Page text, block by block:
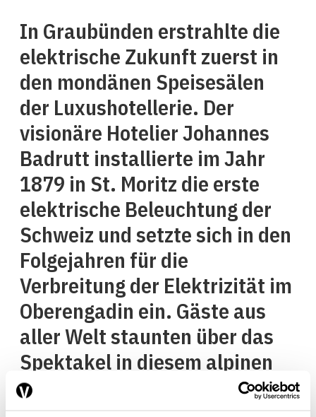
In Graubünden erstrahlte die
elektrische Zukunft zuerst in
den mondänen Speisesälen
der Luxushotellerie. Der
visionäre Hotelier Johannes
Badrutt installierte im Jahr
1879 in St. Moritz die erste
elektrische Beleuchtung der
Schweiz und setzte sich in den
Folgejahren für die
Verbreitung der Elektrizität im
Oberengadin ein. Gäste aus
aller Welt staunten über das
Spektakel in diesem alpinen
Urlaubsort, der trotz seiner